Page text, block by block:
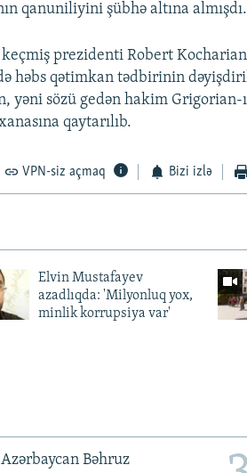
qanuniliyini şübhə altına almışdı.
keçmiş prezidenti Robert
həbs qətimkan tədbirinin
yəni sözü gedən hakim Grigorian-
qaytarılıb.
VPN-siz açmaq Bizi izlə
Elvin Mustafayev
azadlıqda: 'Milyonluq yox,
minlik korrupsiya var'
Azərbaycan Bəhruz